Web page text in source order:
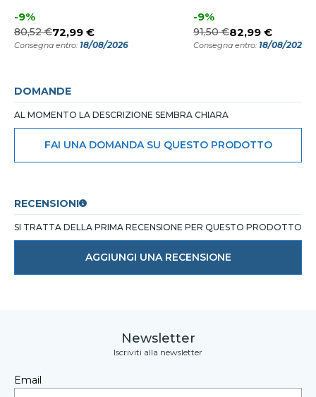
-9%
80,52 €72,99 €
Consegna entro: 18/08/2026
-9%
91,50 €82,99 €
Consegna entro: 18/08/2026
DOMANDE
AL MOMENTO LA DESCRIZIONE SEMBRA CHIARA
FAI UNA DOMANDA SU QUESTO PRODOTTO
RECENSIONI
SI TRATTA DELLA PRIMA RECENSIONE PER QUESTO PRODOTTO
AGGIUNGI UNA RECENSIONE
Newsletter
Iscriviti alla newsletter
Email